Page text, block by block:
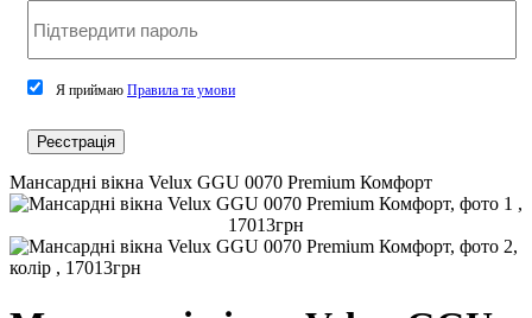
Я приймаю Правила та умови
Реєстрація
Мансардні вікна Velux GGU 0070 Premium Комфорт